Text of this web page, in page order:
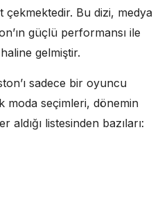
çekmektedir. Bu dizi, medya
güçlü performansı ile
gelmiştir.
sadece bir oyuncu
moda seçimleri, dönemin
listesinden bazıları: